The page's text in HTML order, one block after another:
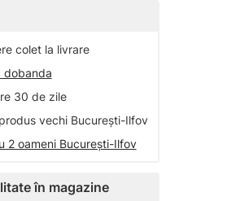
colet la livrare
dobanda
30 de zile
vechi București-Ilfov
2 oameni București-Ilfov
în magazine